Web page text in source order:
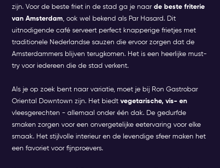
zijn. Voor de beste friet in de stad ga je naar de beste friterie
van Amsterdam, ook wel bekend als Par Hasard. Dit
uitnodigende café serveert perfect knapperige frietjes met
traditionele Nederlandse sauzen die ervoor zorgen dat de
Amsterdammers blijven terugkomen. Het is een heerlijke must-
try voor iedereen die de stad verkent.
Als je op zoek bent naar variatie, moet je bij Ron Gastrobar
Oriental Downtown zijn. Het biedt vegetarische, vis- en
vleesgerechten - allemaal onder één dak. De gedurfde
smaken zorgen voor een onvergetelijke eetervaring voor elke
smaak. Het stijlvolle interieur en de levendige sfeer maken het
een favoriet voor fijnproevers.